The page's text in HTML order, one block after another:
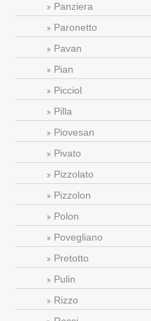
Panziera
Paronetto
Pavan
Pian
Picciol
Pilla
Piovesan
Pivato
Pizzolato
Pizzolon
Polon
Povegliano
Pretotto
Pulin
Rizzo